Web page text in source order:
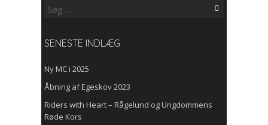
Søg
SENESTE INDLÆG
Ny MC i 2025
Åbning af Egeskov 2023
Riders with Heart – Rågelund og Ungdommens
Røde Kors